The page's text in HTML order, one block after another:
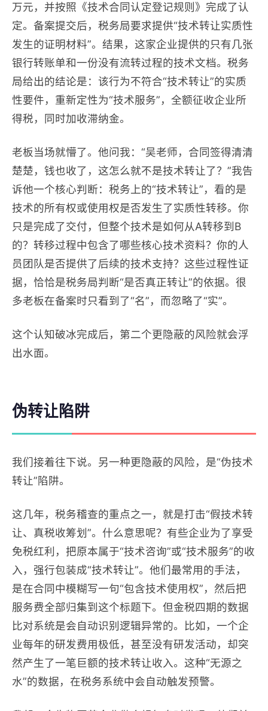
万元，并按照《技术合同认定登记规则》完成了认
定。备案提交后，税务局要求提供“技术转让实质性
发生的证明材料”。结果，这家企业提供的只有几张
银行转账单和一份没有流转过程的技术文档。税务
局给出的结论是：该行为不符合“技术转让”的实质
性要件，重新定性为“技术服务”，全额征收企业所
得税，同时加收滞纳金。
老板当场就懵了。他问我：“吴老师，合同签得清清
楚楚，钱也收了，这怎么就不是技术转让了？”我告
诉他一个核心判断：税务上的“技术转让”，看的是
技术的所有权或使用权是否发生了实质性转移。你
只是完成了交付，但整个技术是如何从A转移到B
的？转移过程中包含了哪些核心技术资料？你的人
员团队是否提供了后续的技术支持？这些过程性证
据，恰恰是税务局判断“是否真正转让”的依据。很
多老板在备案时只看到了“名”，而忽略了“实”。
这个认知破冰完成后，第二个更隐蔽的风险就会浮
出水面。
伪转让陷阱
我们接着往下说。另一种更隐蔽的风险，是“伪技术
转让”陷阱。
这几年，税务稽查的重点之一，就是打击“假技术转
让、真税收筹划”。什么意思呢？有些企业为了享受
免税红利，把原本属于“技术咨询”或“技术服务”的收
入，强行包装成“技术转让”。他们最常用的手法，
是在合同中模糊写一句“包含技术使用权”，然后把
服务费全部归集到这个标题下。但金税四期的数据
比对系统是会自动识别逻辑异常的。比如，一个企
业每年的研发费用极低，甚至没有研发活动，却突
然产生了一笔巨额的技术转让收入。这种“无源之
水”的数据，在税务系统中会自动触发预警。